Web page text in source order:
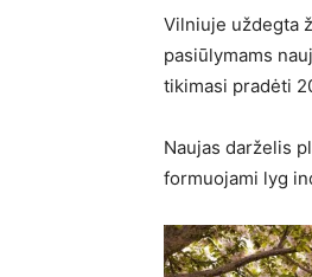
Vilniuje uždegta
pasiūlymams
tikimasi pradėti
Naujas darželis
formuojami lyg